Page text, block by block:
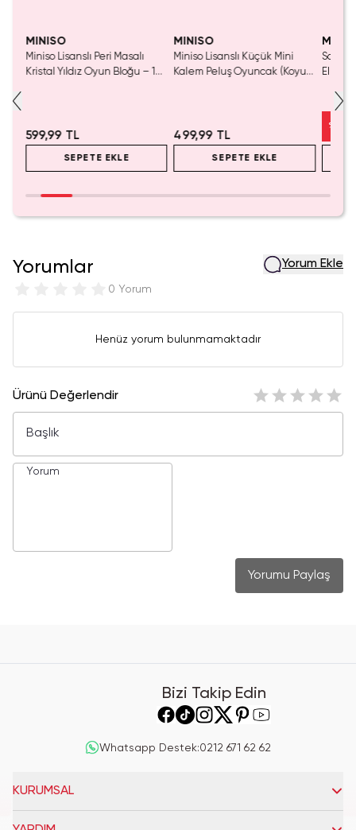
MINISO
Miniso Lisanslı Peri Masalı
Kristal Yıldız Oyun Bloğu – 14
599,99 TL
SEPETE EKLE
MINISO
Miniso Lisanslı Küçük Mini
Kalem Peluş Oyuncak (Koyu
499,99 TL
SEPETE EKLE
Sanrio
Elma
%
Yorumlar
0 Yorum
Yorum Ekle
Henüz yorum bulunmamaktadır
Ürünü Değerlendir
Yorumu Paylaş
Bizi Takip Edin
Whatsapp Destek:0212 671 62 62
KURUMSAL